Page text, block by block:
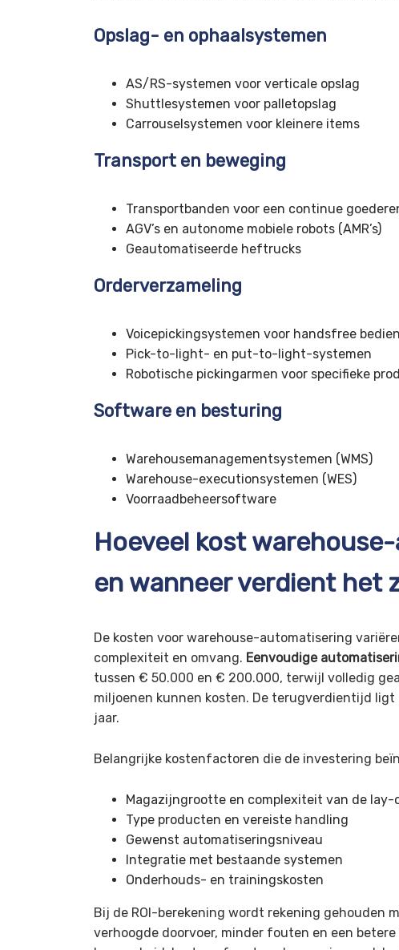
Opslag- en ophaalsystemen
AS/RS-systemen voor verticale opslag
Shuttlesystemen voor palletopslag
Carrouselsystemen voor kleinere items
Transport en beweging
Transportbanden voor een continue
AGV’s en autonome mobiele robots (AMR’s)
Geautomatiseerde heftrucks
Orderverzameling
Voicepickingsystemen voor handsfree
Pick-to-light- en put-to-light-systemen
Robotische pickingarmen voor specifieke
Software en besturing
Warehousemanagementsystemen (WMS)
Warehouse-executionsystemen (WES)
Voorraadbeheersoftware
Hoeveel kost
en wanneer verdient het
De kosten voor warehouse-automatisering
complexiteit en omvang. Eenvoudige
tussen € 50.000 en € 200.000, terwijl volledig
miljoenen kunnen kosten. De terugverdientijd
jaar.
Belangrijke kostenfactoren die de investering
Magazijngrootte en complexiteit van de lay-
Type producten en vereiste handling
Gewenst automatiseringsniveau
Integratie met bestaande systemen
Onderhouds- en trainingskosten
Bij de ROI-berekening wordt rekening gehouden
verhoogde doorvoer, minder fouten en een